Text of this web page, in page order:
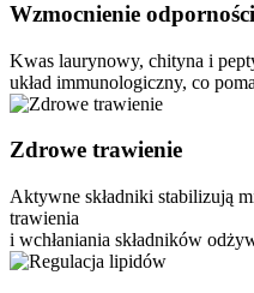
Wzmocnienie odporności
Kwas laurynowy, chityna i
układ immunologiczny, co
Zdrowe trawienie
Aktywne składniki stabilizują
trawienia
i wchłaniania składników